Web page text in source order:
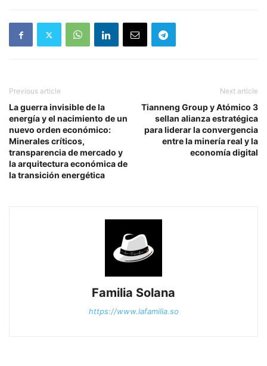
Previous article
La guerra invisible de la
energía y el nacimiento de un
nuevo orden económico:
Minerales críticos,
transparencia de mercado y
la arquitectura económica de
la transición energética
Next article
Tianneng Group y Atómico 3
sellan alianza estratégica
para liderar la convergencia
entre la minería real y la
economía digital
Familia Solana
https://www.lafamilia.so